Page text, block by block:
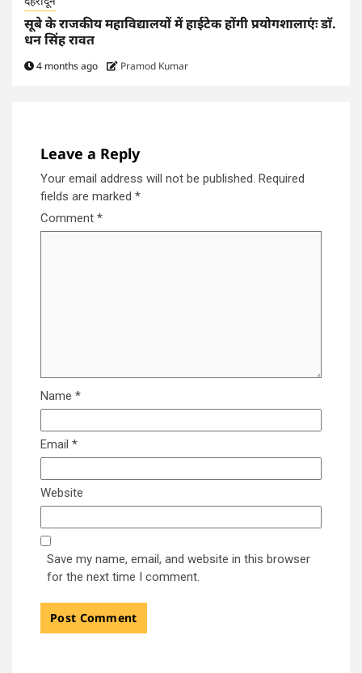
सूबे के राजकीय महाविद्यालयों में हाईटेक होंगी प्रयोगशालाएंः डाॅ.
धन सिंह रावत
4 months ago Pramod Kumar
Leave a Reply
Your email address will not be published. Required
fields are marked *
Comment *
Name *
Email *
Website
Save my name, email, and website in this browser
for the next time I comment.